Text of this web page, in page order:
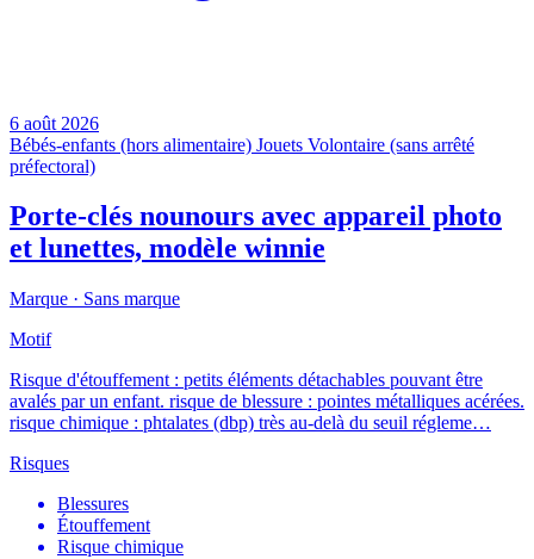
6 août 2026
Bébés-enfants (hors alimentaire) Jouets Volontaire (sans arrêté
préfectoral)
Porte-clés nounours avec appareil photo
et lunettes, modèle winnie
Marque · Sans marque
Motif
Risque d'étouffement : petits éléments détachables pouvant être
avalés par un enfant. risque de blessure : pointes métalliques acérées.
risque chimique : phtalates (dbp) très au-delà du seuil régleme…
Risques
Blessures
Étouffement
Risque chimique